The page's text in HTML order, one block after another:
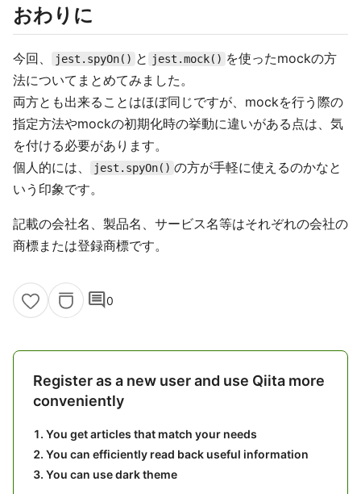
おわりに
今回、 jest.spyOn() と jest.mock() を使ったmockの方
法についてまとめてみました。
両方とも出来ることはほぼ同じですが、mockを行う際の
指定方法やmockの初期化時の挙動に違いがある点は、気
を付ける必要があります。
個人的には、
jest.spyOn() の方が手軽に使えるのかなと
いう印象です。
記載の会社名、製品名、サービス名等はそれぞれの会社の
商標または登録商標です。
comment0
Register as a new user and use Qiita more
conveniently
You get articles that match your needs
You can efficiently read back useful information
You can use dark theme